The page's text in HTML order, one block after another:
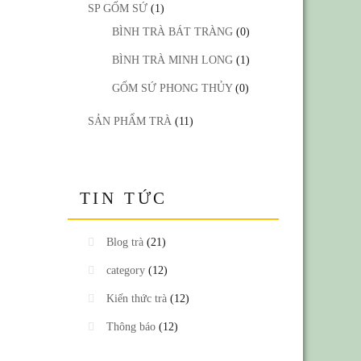
SP GỐM SỨ (1)
BÌNH TRÀ BÁT TRÀNG (0)
BÌNH TRÀ MINH LONG (1)
GỐM SỨ PHONG THỦY (0)
SẢN PHẨM TRÀ (11)
TIN TỨC
Blog trà(21)
category(12)
Kiến thức trà(12)
Thông báo(12)